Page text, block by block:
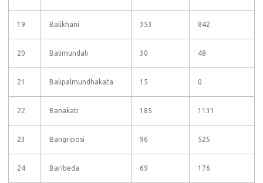
19 Balikhani 353 842
20 Balimundali 30 48
21 Balipalmundhakata 15 0
22 Banakati 185 1131
23 Bangriposi 96 525
24 Baribeda 69 176